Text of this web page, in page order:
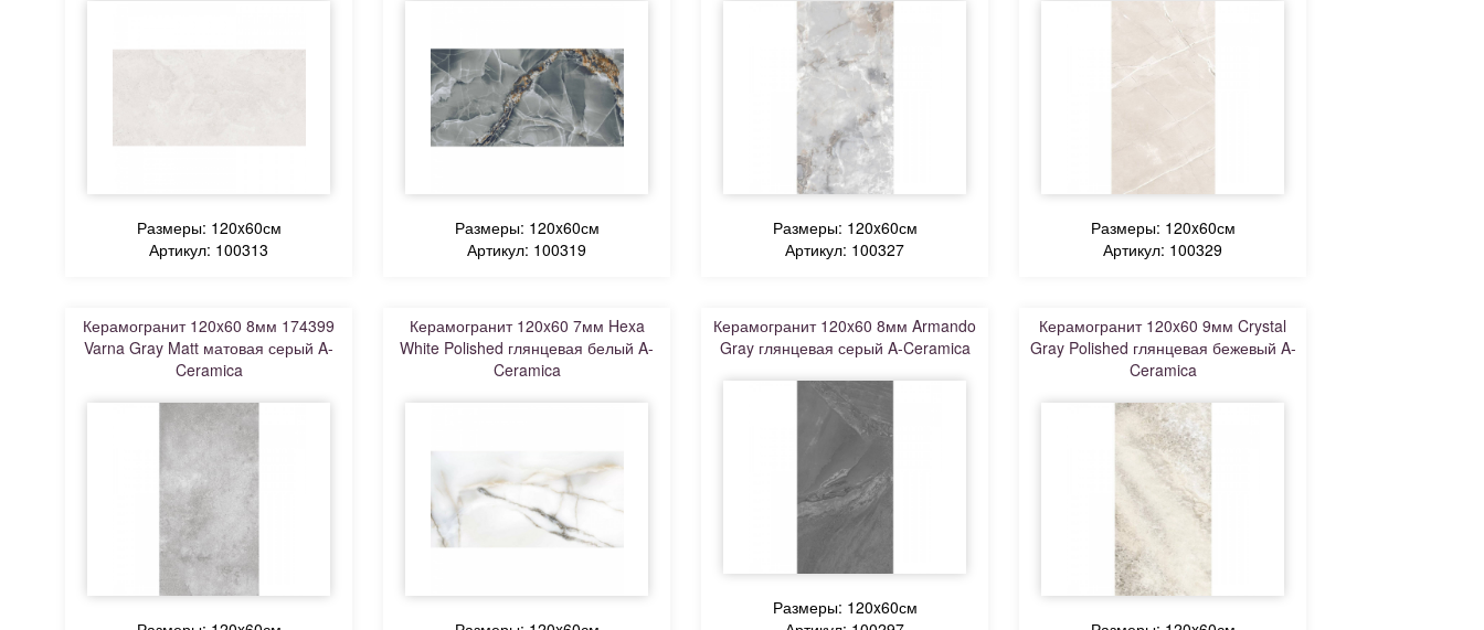
Размеры: 120x60см
Артикул: 100313
Размеры: 120x60см
Артикул: 100319
Размеры: 120x60см
Артикул: 100327
Размеры: 120x60см
Артикул: 100329
Керамогранит 120x60 8мм 174399
Varna Gray Matt матовая серый A-
Ceramica
Керамогранит 120x60 7мм Hexa
White Polished глянцевая белый A-
Ceramica
Керамогранит 120x60 8мм Armando
Gray глянцевая серый A-Ceramica
Размеры: 120x60см
Керамогранит 120x60 9мм Crystal
Gray Polished глянцевая бежевый A-
Ceramica